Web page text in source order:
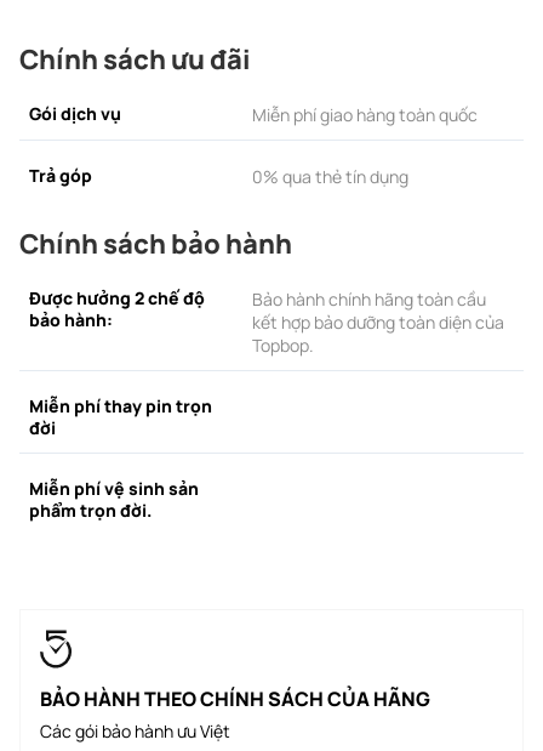
BẢO HÀNH THEO CHÍNH SÁCH CỦA HÃNG
Các gói bảo hành ưu Việt
Chính sách ưu đãi
Gói dịch vụ Miễn phí giao hàng toàn quốc
Trả góp 0% qua thẻ tín dụng
Chính sách bảo hành
Được hưởng 2 chế độ
bảo hành:
Bảo hành chính hãng toàn cầu
kết hợp bảo dưỡng toàn diện của
Topbop.
Miễn phí thay pin trọn
đời
Miễn phí vệ sinh sản
phẩm trọn đời.